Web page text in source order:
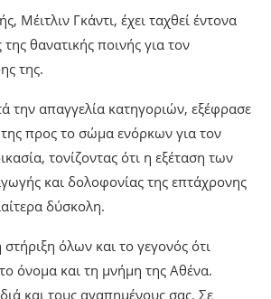
Μέιτλιν Γκάντι, έχει ταχθεί έντονα
θανατικής ποινής για τον
της.
την απαγγελία κατηγοριών, εξέφρασε
προς το σώμα ενόρκων για τον
τονίζοντας ότι η εξέταση των
και δολοφονίας της επτάχρονης
δύσκολη.
όλων και το γεγονός ότι
όνομα και τη μνήμη της Αθένα.
και τους αγαπημένους σας. Σε